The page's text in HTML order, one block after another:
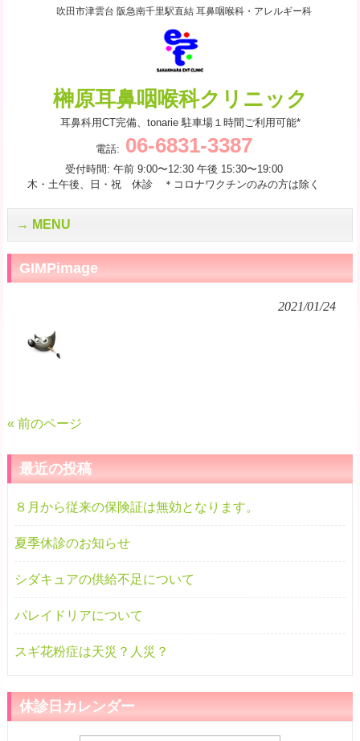
吹田市津雲台 阪急南千里駅直結 耳鼻咽喉科・アレルギー科
榊原耳鼻咽喉科クリニック
耳鼻科用CT完備、tonarie 駐車場１時間ご利用可能*
電話: 06-6831-3387
受付時間: 午前 9:00〜12:30 午後 15:30〜19:00
木・土午後、日・祝 休診 ＊コロナワクチンのみの方は除く
MENU
GIMPimage
2021/01/24
« 前のページ
最近の投稿
８月から従来の保険証は無効となります。
夏季休診のお知らせ
シダキュアの供給不足について
パレイドリアについて
スギ花粉症は天災？人災？
休診日カレンダー